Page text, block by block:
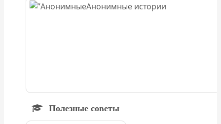
Анонимные истории
Полезные советы